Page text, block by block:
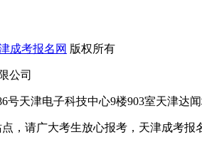
成考报名网 版权所有
公司
号天津电子科技中心9楼903室天津达
，请广大考生放心报考，天津成考